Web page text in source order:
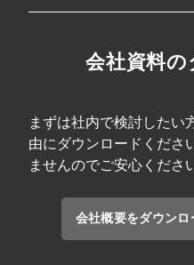
会社資料の
まずは社内で検討したい
由にダウンロードくださ
ませんのでご安心くださ
会社概要をダウンロ